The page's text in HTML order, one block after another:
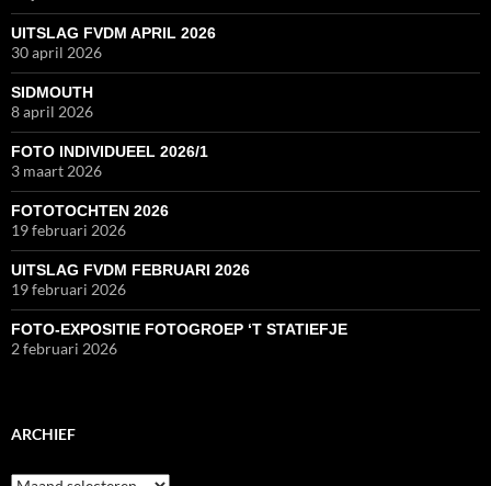
UITSLAG FVDM APRIL 2026
30 april 2026
SIDMOUTH
8 april 2026
FOTO INDIVIDUEEL 2026/1
3 maart 2026
FOTOTOCHTEN 2026
19 februari 2026
UITSLAG FVDM FEBRUARI 2026
19 februari 2026
FOTO-EXPOSITIE FOTOGROEP ‘T STATIEFJE
2 februari 2026
ARCHIEF